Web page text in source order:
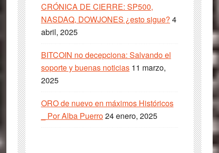
CRÓNICA DE CIERRE: SP500,
NASDAQ, DOWJONES ¿esto sigue? 4
abril, 2025
BITCOIN no decepciona: Salvando el
soporte y buenas noticias 11 marzo,
2025
ORO de nuevo en máximos Históricos
_ Por Alba Puerro24 enero, 2025